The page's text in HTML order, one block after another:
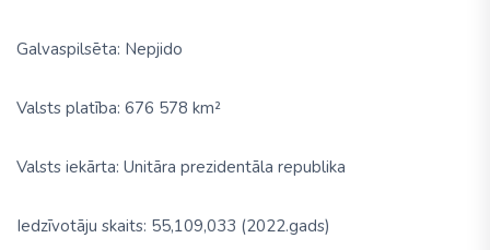
Galvaspilsēta: Nepjido
Valsts platība: 676 578 km²
Valsts iekārta: Unitāra prezidentāla republika
Iedzīvotāju skaits: 55,109,033 (2022.gads)